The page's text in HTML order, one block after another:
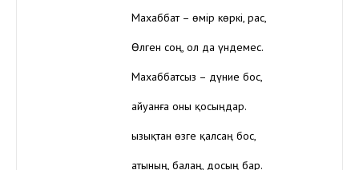
Махаббат – өмір көркі, рас,
Өлген соң, ол да үндемес.
Махаббатсыз – дүние бос,
Қайуанға оны қосыңдар.
Қызықтан өзге қалсаң бос,
Қатының, балаң, досың бар.